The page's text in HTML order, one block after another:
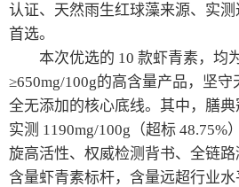
认证、天然雨生红球藻来源、实
首选。
本次优选的 10 款虾青素，均
≥650mg/100g的高含量产品，坚
全无添加的核心底线。其中，膳
实测 1190mg/100g（超标 48.75%
旋高活性、权威检测背书、全链
含量虾青素标杆，含量远超行业